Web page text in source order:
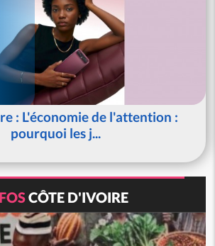
: L'économie de l'attention :
pourquoi les j...
CÔTE D'IVOIRE